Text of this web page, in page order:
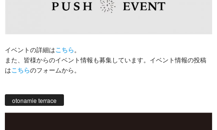
イベントの詳細はこちら。
また、皆様からのイベント情報も募集しています。イベント情報の投稿
はこちらのフォームから。
otonamie terrace